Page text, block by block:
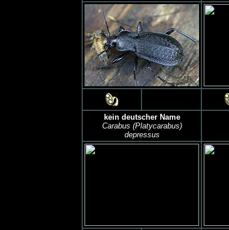
kein deutscher Name
Carabus (Platycarabus)
depressus